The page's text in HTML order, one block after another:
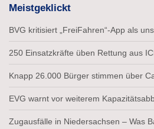
Meistgeklickt
BVG kritisiert „FreiFahren“-App als
250 Einsatzkräfte üben Rettung aus
Knapp 26.000 Bürger stimmen über
EVG warnt vor weiterem
Zugausfälle in Niedersachsen – Was